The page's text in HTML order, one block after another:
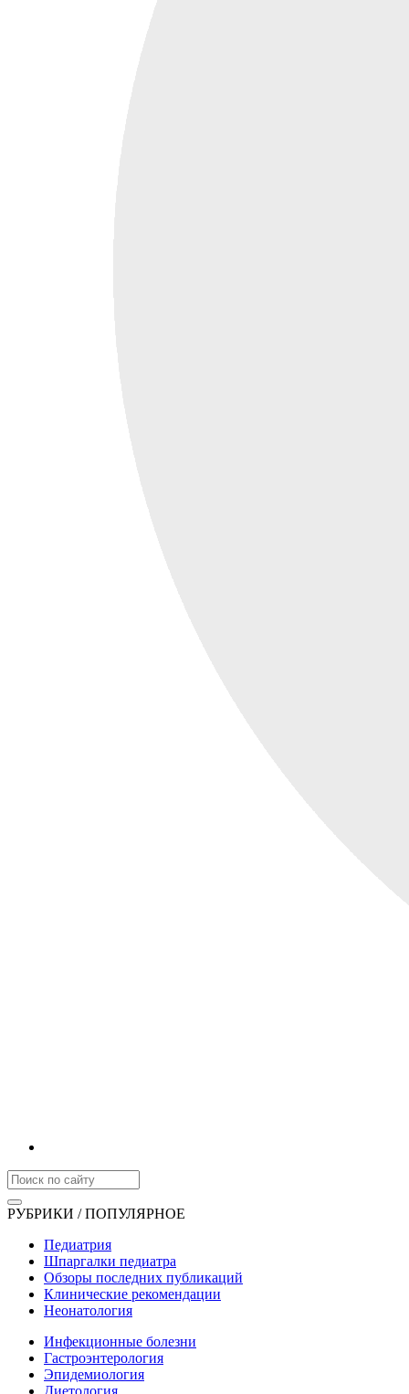
РУБРИКИ / ПОПУЛЯРНОЕ
Педиатрия
Шпаргалки педиатра
Обзоры последних публикаций
Клинические рекомендации
Неонатология
Инфекционные болезни
Гастроэнтерология
Эпидемиология
Диетология